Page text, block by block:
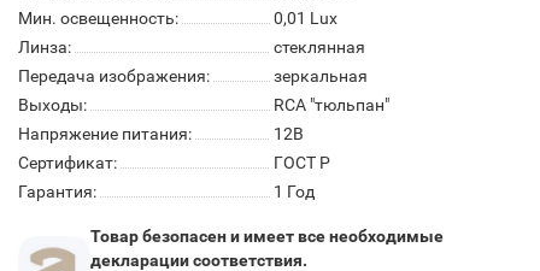
Мин. освещенность:
0,01 Lux
Линза:
стеклянная
Передача изображения:
зеркальная
Выходы:
RCA "тюльпан"
Напряжение питания:
12В
Сертификат:
ГОСТ Р
Гарантия:
1 Год
Товар безопасен и имеет все необходимые
декларации соответствия.